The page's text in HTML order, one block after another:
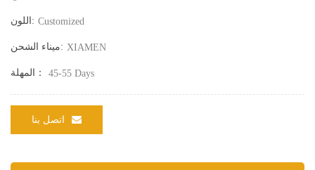
اللون: Customized
ميناء الشحن: XIAMEN
المهلة： 45-55 Days
اتصل بنا